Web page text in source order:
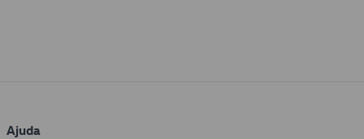
Ajuda